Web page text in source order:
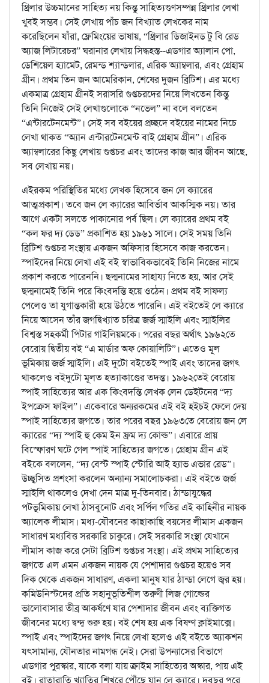
থ্রিলার উচ্চমানের সাহিত্য নয় কিন্তু সাহিত্যগুণসম্পন্ন থ্রিলার লেখা
খুবই সম্ভব। সেই লেখায় পাঁচ জন বিখ্যাত লেখকের নাম
করেছিলেন যাঁরা, ফ্লেমিংয়ের ভাষায়, “থ্রিলার ডিজাইনড টু বি রেড
অ্যাজ লিটারেচর” ঘরানার লেখায় সিদ্ধহস্ত--এডগার অ্যালান পো,
ডেশিয়েল হ্যামেট, রেমন্ড শ্যান্ডলার, এরিক অ্যাম্বলার, এবং গ্রেহাম
গ্রীন। প্রথম তিন জন আমেরিকান, শেষের দুজন ব্রিটিশ। এর মধ্যে
একমাত্র গ্রেহাম গ্রীনই সরাসরি গুপ্তচরদের নিয়ে লিখতেন কিন্তু
তিনি নিজেই সেই লেখাগুলোকে “নভেল” না বলে বলতেন
“এন্টারটেনমেন্ট”। সেই সব বইয়ের প্রচ্ছদে বইয়ের নামের নিচে
লেখা থাকত “অ্যান এন্টারটেনমেন্ট বাই গ্রেহাম গ্রীন”। এরিক
অ্যাম্বলারের কিছু লেখায় গুপ্তচর এবং তাদের কাজ আর জীবন আছে,
সব লেখায় নয়।
এইরকম পরিস্থিতির মধ্যে লেখক হিসেবে জন লে ক্যারের
আত্মপ্রকাশ। তবে জন লে ক্যারের আবির্ভাব আকস্মিক নয়। তার
আগে একটা সলতে পাকানোর পর্ব ছিল। লে ক্যারের প্রথম বই
“কল ফর দ্য ডেড” প্রকাশিত হয় ১৯৬১ সালে। সেই সময় তিনি
ব্রিটিশ গুপ্তচর সংস্থায় একজন অফিসার হিসেবে কাজ করতেন।
স্পাইদের নিয়ে লেখা এই বই স্বাভাবিকভাবেই তিনি নিজের নামে
প্রকাশ করতে পারেননি। ছদ্মনামের সাহায্য নিতে হয়, আর সেই
ছদ্মনামেই তিনি পরে কিংবদন্তি হয়ে ওঠেন। প্রথম বই সাফল্য
পেলেও তা যুগান্তকারী হয়ে উঠতে পারেনি। এই বইতেই লে ক্যারে
নিয়ে আসেন তাঁর জগদ্বিখ্যাত চরিত্র জর্জ স্মাইলি এবং স্মাইলির
বিশ্বস্ত সহকর্মী পিটার গাইলিয়মকে। পরের বছর অর্থাৎ ১৯৬২তে
বেরোয় দ্বিতীয় বই “এ মার্ডার অফ কোয়ালিটি”। এতেও মূল
ভূমিকায় জর্জ স্মাইলি। এই দুটো বইতেই স্পাই এবং তাদের জগৎ
থাকলেও বইদুটো মূলত হত্যাকাণ্ডের তদন্ত। ১৯৬২তেই বেরোয়
স্পাই সাহিত্যের আর এক কিংবদন্তি লেখক লেন ডেইটনের “দ্য
ইপক্রেস ফাইল”। একেবারে অন্যরকমের এই বই হইচই ফেলে দেয়
স্পাই সাহিত্যের জগতে। তার পরের বছর ১৯৬৩তে বেরোয় জন লে
ক্যারের “দ্য স্পাই হু কেম ইন ফ্রম দ্য কোল্ড”। এবারে প্রায়
বিস্ফোরণ ঘটে গেল স্পাই সাহিত্যের জগতে। গ্রেহাম গ্রীন এই
বইকে বললেন, “দ্য বেস্ট স্পাই স্টোরি আই হ্যাভ এভার রেড”।
উচ্ছ্বসিত প্রশংসা করলেন অন্যান্য সমালোচকরা। এই বইতে জর্জ
স্মাইলি থাকলেও দেখা দেন মাত্র দু-তিনবার। ঠান্ডাযুদ্ধের
পটভূমিকায় লেখা ঠাসবুনোট এবং সর্পিল গতির এই কাহিনীর নায়ক
অ্যালেক লীমাস। মধ্য-যৌবনের কাছাকাছি বয়সের লীমাস একজন
সাধারণ মধ্যবিত্ত সরকারি চাকুরে। সেই সরকারি সংস্থা যেখানে
লীমাস কাজ করে সেটা ব্রিটিশ গুপ্তচর সংস্থা। এই প্রথম সাহিত্যের
জগতে এল এমন একজন নায়ক যে পেশাদার গুপ্তচর হয়েও সব
দিক থেকে একজন সাধারণ, একলা মানুষ যার ঠান্ডা লেগে জ্বর হয়।
কমিউনিস্টদের প্রতি সহানুভূতিশীল তরুণী লিজ গোল্ডের
ভালোবাসার তীব্র আকর্ষণে যার পেশাদার জীবন এবং ব্যক্তিগত
জীবনের মধ্যে দ্বন্দ্ব শুরু হয়। বই শেষ হয় এক বিষণ্ণ ক্লাইমাক্সে।
স্পাই এবং স্পাইদের জগৎ নিয়ে লেখা হলেও এই বইতে অ্যাকশন
যৎসামান্য, যৌনতার নামগন্ধ নেই। সেরা উপন্যাসের বিভাগে
এডগার পুরস্কার, যাকে বলা যায় ক্রাইম সাহিত্যের অস্কার, পায় এই
বই। রাতারাতি খ্যাতির শিখরে পৌঁছে যান লে ক্যারে। দুবছর পরে